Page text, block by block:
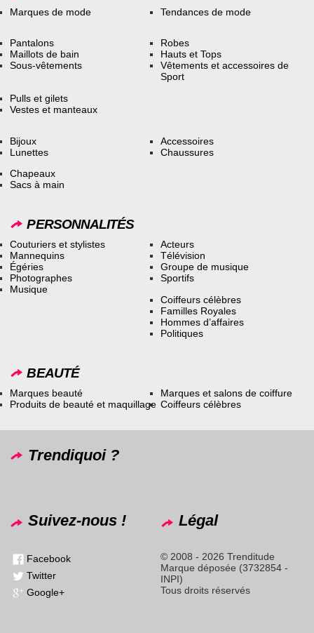
Marques de mode Tendances de mode
Pantalons
Maillots de bain
Sous-vêtements
Robes
Hauts et Tops
Vêtements et accessoires de
Sport
Pulls et gilets
Vestes et manteaux
Bijoux
Lunettes
Accessoires
Chaussures
Chapeaux
Sacs à main
PERSONNALITÉS
Couturiers et stylistes
Mannequins
Égéries
Photographes
Musique
Acteurs
Télévision
Groupe de musique
Sportifs
Coiffeurs célèbres
Familles Royales
Hommes d’affaires
Politiques
BEAUTÉ
Marques beauté
Produits de beauté et maquillage
Marques et salons de coiffure
Coiffeurs célèbres
Trendiquoi ?
Suivez-nous !
Facebook
Twitter
Google+
Légal
© 2008 - 2026 Trenditude
Marque déposée (3732854 -
INPI)
Tous droits réservés